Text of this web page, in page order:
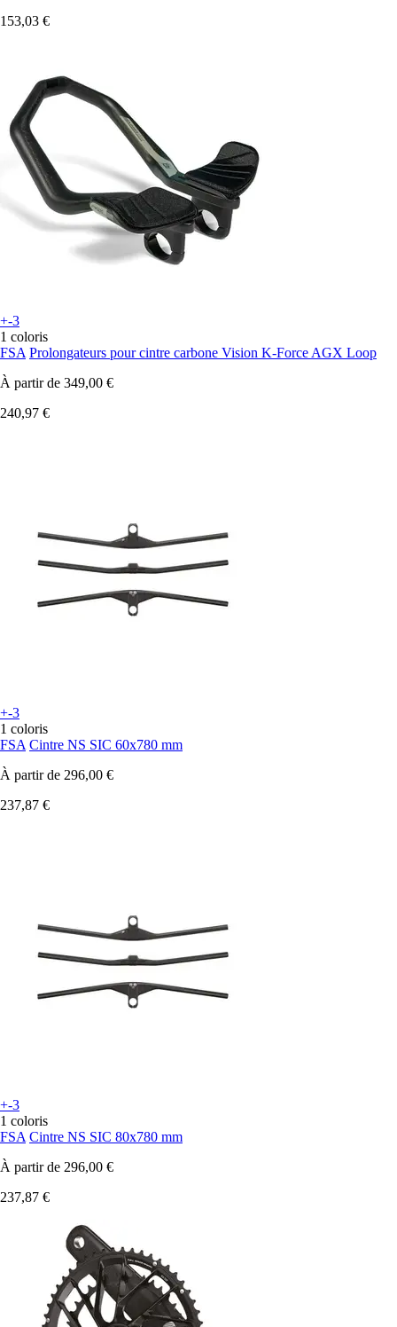
153,03 €
+-3
1 coloris
FSA Prolongateurs pour cintre carbone Vision K-Force AGX Loop
À partir de 349,00 €
240,97 €
+-3
1 coloris
FSA Cintre NS SIC 60x780 mm
À partir de 296,00 €
237,87 €
+-3
1 coloris
FSA Cintre NS SIC 80x780 mm
À partir de 296,00 €
237,87 €